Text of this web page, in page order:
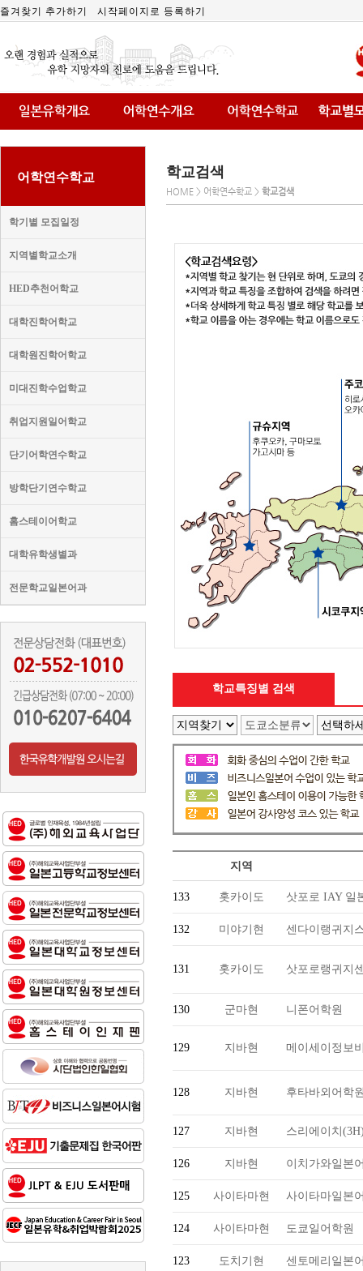
즐겨찾기 추가하기 시작페이지로 등록하기
어학연수학교
학기별 모집일정
지역별학교소개
HED추천어학교
대학진학어학교
대학원진학어학교
미대진학수업학교
취업지원일어학교
단기어학연수학교
방학단기연수학교
홈스테이어학교
대학유학생별과
전문학교일본어과
학교검색
HOME > 어학연수학교 > 학교검색
학교특징별 검색
지역
133 홋카이도 삿포로 IAY 일
132 미야기현 센다이랭귀지
131 홋카이도 삿포로랭귀지
130 군마현 니폰어학원
129 지바현 메이세이정보
128 지바현 후타바외어학
127 지바현 스리에이치
126 지바현 이치가와일본
125 사이타마현 사이타마일본
124 사이타마현 도쿄일어학원
123 도치기현 센토메리일본